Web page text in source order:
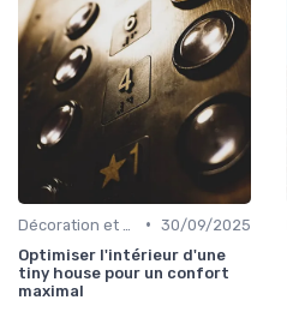
• 30/09/2025
Optimiser l'intérieur d'une
tiny house pour un confort
maximal